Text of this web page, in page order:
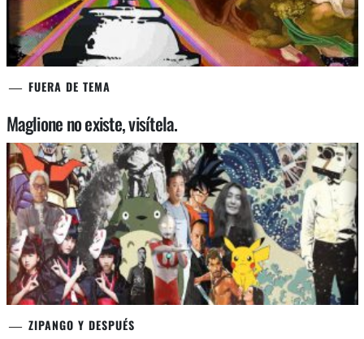
FUERA DE TEMA
Maglione no existe, visítela.
ZIPANGO Y DESPUÉS